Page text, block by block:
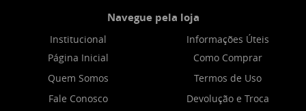
Navegue pela loja
Institucional
Página Inicial
Quem Somos
Fale Conosco
Informações Úteis
Como Comprar
Termos de Uso
Devolução e Troca